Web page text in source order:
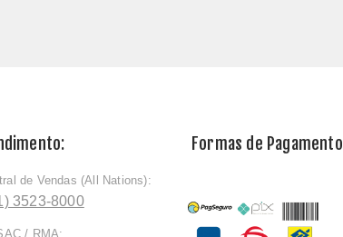
de Vendas (All Nations):
3523-8000
/ RMA:
Formas de Pagamento